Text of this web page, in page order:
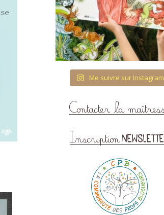
ÉDUCATION À LA VIE
AFFECTIVE ET
RELATIONNELLE (ÉVAR) À
L’ÉCOLE MATERNELLE
SCHÉMA CORPOREL
RECETTES IMAGÉES POUR
CONTACTER LA MAÎTRESSE
Me suivre sur Instagram